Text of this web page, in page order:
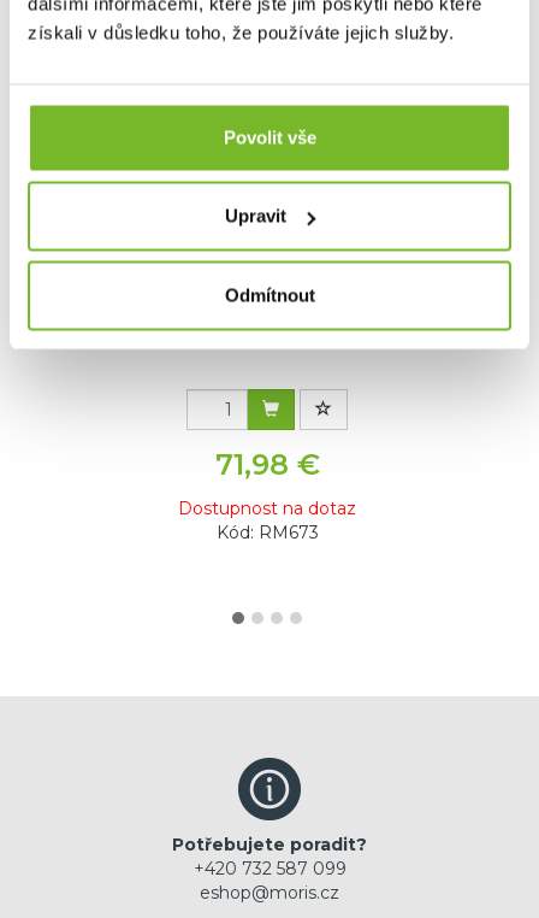
získali v důsledku toho, že používáte jejich služby.
Povolit vše
Upravit
Odmítnout
71,98 €
Dostupnost na dotaz
Kód: RM673
Potřebujete poradit?
+420 732 587 099
eshop@moris.cz